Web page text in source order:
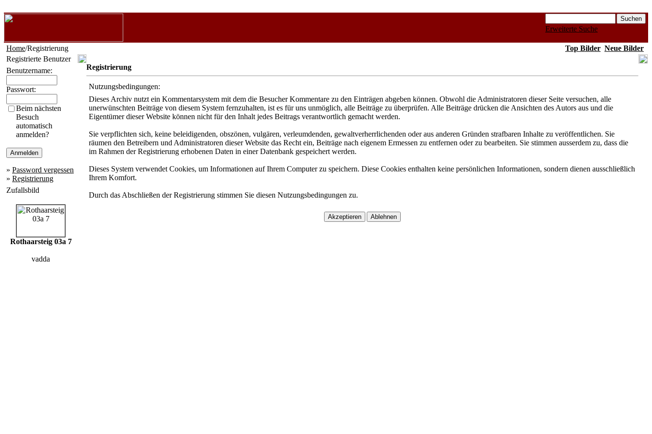
Erweiterte Suche
Home/Registrierung Top Bilder Neue Bilder
Registrierte Benutzer
Benutzername:
Passwort:
Beim nächsten
Besuch
automatisch
anmelden?
» Password vergessen
» Registrierung
Zufallsbild
Rothaarsteig 03a 7
vadda
Registrierung
Nutzungsbedingungen:
Dieses Archiv nutzt ein Kommentarsystem mit dem die Besucher Kommentare zu den Einträgen abgeben können. Obwohl die Administratoren dieser Seite versuchen, alle
unerwünschten Beiträge von diesem System fernzuhalten, ist es für uns unmöglich, alle Beiträge zu überprüfen. Alle Beiträge drücken die Ansichten des Autors aus und die
Eigentümer dieser Website können nicht für den Inhalt jedes Beitrags verantwortlich gemacht werden.
Sie verpflichten sich, keine beleidigenden, obszönen, vulgären, verleumdenden, gewaltverherrlichenden oder aus anderen Gründen strafbaren Inhalte zu veröffentlichen. Sie
räumen den Betreibern und Administratoren dieser Website das Recht ein, Beiträge nach eigenem Ermessen zu entfernen oder zu bearbeiten. Sie stimmen ausserdem zu, dass die
im Rahmen der Registrierung erhobenen Daten in einer Datenbank gespeichert werden.
Dieses System verwendet Cookies, um Informationen auf Ihrem Computer zu speichern. Diese Cookies enthalten keine persönlichen Informationen, sondern dienen ausschließlich
Ihrem Komfort.
Durch das Abschließen der Registrierung stimmen Sie diesen Nutzungsbedingungen zu.